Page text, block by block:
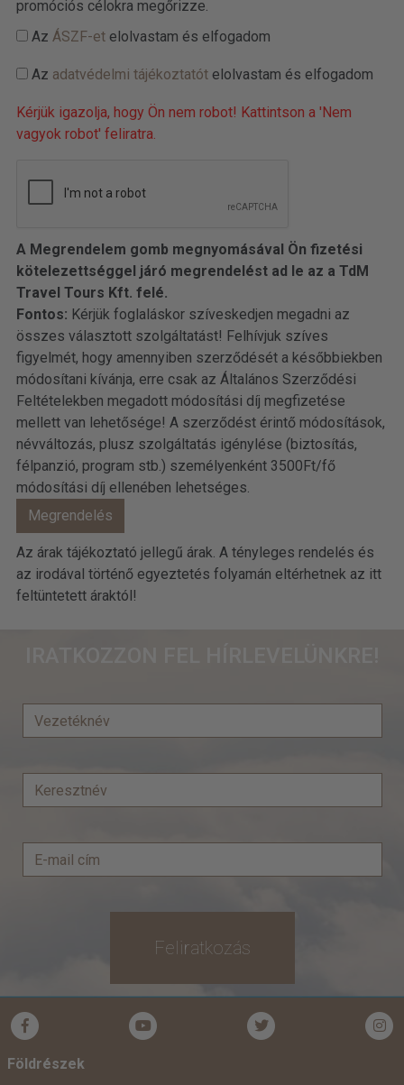
promóciós célokra megőrizze.
Az ÁSZF-etelolvastam és elfogadom
Az adatvédelmi tájékoztatótelolvastam és elfogadom
Kérjük igazolja, hogy Ön nem robot! Kattintson a 'Nem
vagyok robot' feliratra.
A Megrendelem gomb megnyomásával Ön fizetési
kötelezettséggel járó megrendelést ad le az a TdM
Travel Tours Kft. felé.
Fontos: Kérjük foglaláskor szíveskedjen megadni az
összes választott szolgáltatást! Felhívjuk szíves
figyelmét, hogy amennyiben szerződését a későbbiekben
módosítani kívánja, erre csak az Általános Szerződési
Feltételekben megadott módosítási díj megfizetése
mellett van lehetősége! A szerződést érintő módosítások,
névváltozás, plusz szolgáltatás igénylése (biztosítás,
félpanzió, program stb.) személyenként 3500Ft/fő
módosítási díj ellenében lehetséges.
Az árak tájékoztató jellegű árak. A tényleges rendelés és
az irodával történő egyeztetés folyamán eltérhetnek az itt
feltüntetett áraktól!
Feliratkozás
Földrészek